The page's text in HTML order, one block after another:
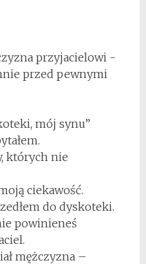
przyjacielowi -
przed pewnymi
mój synu”
których nie
ciekawość.
do dyskoteki.
powinieneś
mężczyzna –